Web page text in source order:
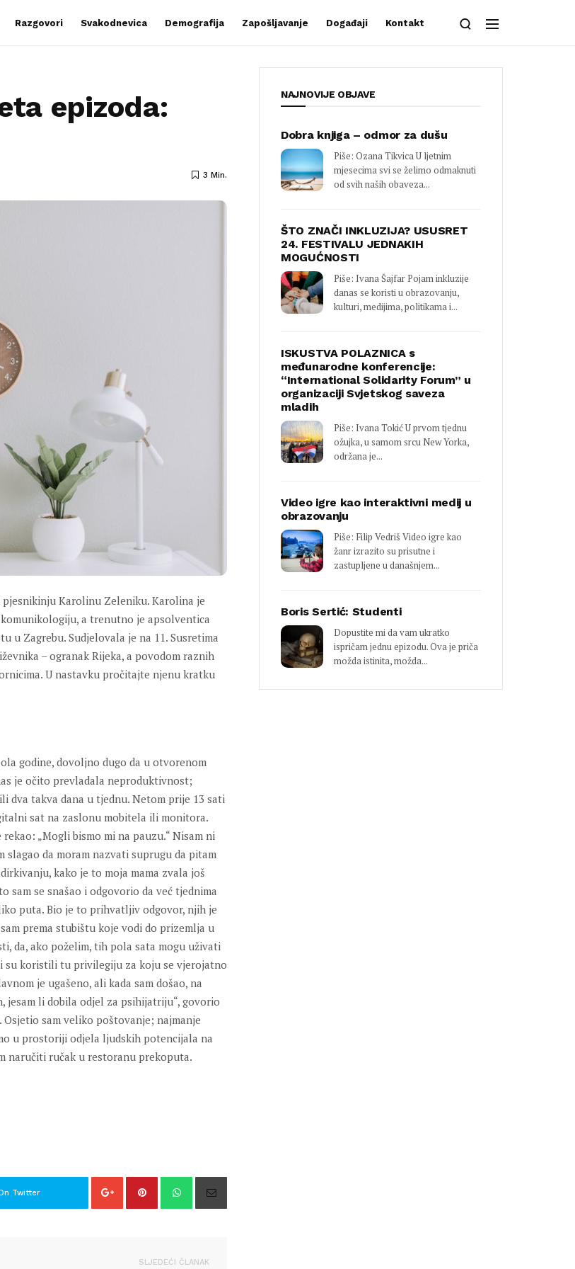
Razgovori Svakodnevica Demografija Zapošljavanje Događaji Kontakt
epizoda:
3 Min.
Karolinu Zeleniku. Karolina je
a trenutno je apsolventica
Zagrebu. Sudjelovala je na 11. Susretima
– ogranak Rijeka, a povodom raznih
U nastavku pročitajte njenu kratku
godine, dovoljno dugo da u otvorenom
je očito prevladala neproduktivnost;
dva takva dana u tjednu. Netom prije 13 sati
sat na zaslonu mobitela ili monitora.
„Mogli bismo mi na pauzu.“ Nisam ni
slagao da moram nazvati suprugu da pitam
kako je to moja mama zvala još
sam se snašao i odgovorio da već tjednima
puta. Bio je to prihvatljiv odgovor, njih je
prema stubištu koje vodi do prizemlja u
da, ako poželim, tih pola sata mogu uživati
su koristili tu privilegiju za koju se vjerojatno
je ugašeno, ali kada sam došao, na
jesam li dobila odjel za psihijatriju“, govorio
Osjetio sam veliko poštovanje; najmanje
u prostoriji odjela ljudskih potencijala na
naručiti ručak u restoranu prekoputa.
Twitter
SLJEDEĆI ČLANAK
NAJNOVIJE OBJAVE
Dobra knjiga – odmor za dušu
Piše: Ozana Tikvica U ljetnim
mjesecima svi se želimo odmaknuti
od svih naših obaveza...
ŠTO ZNAČI INKLUZIJA? USUSRET
24. FESTIVALU JEDNAKIH
MOGUĆNOSTI
Piše: Ivana Šajfar Pojam inkluzije
danas se koristi u obrazovanju,
kulturi, medijima, politikama i...
ISKUSTVA POLAZNICA s
međunarodne konferencije:
“International Solidarity Forum” u
organizaciji Svjetskog saveza
mladih
Piše: Ivana Tokić U prvom tjednu
ožujka, u samom srcu New Yorka,
održana je...
Video igre kao interaktivni medij u
obrazovanju
Piše: Filip Vedriš Video igre kao
žanr izrazito su prisutne i
zastupljene u današnjem...
Boris Sertić: Studenti
Dopustite mi da vam ukratko
ispričam jednu epizodu. Ova je priča
možda istinita, možda...